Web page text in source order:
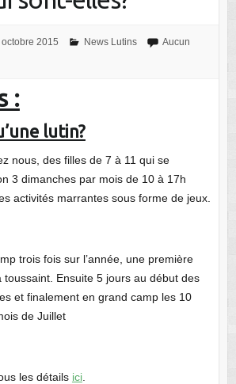
2015 News Lutins
Aucun
:
lutin?
nous, des filles de 7 à 11 qui se
3 dimanches par mois de 10 à 17h
activités marrantes sous forme de jeux.
trois fois sur l’année, une première
toussaint. Ensuite 5 jours au début des
et finalement en grand camp les 10
de Juillet
les détails ici.